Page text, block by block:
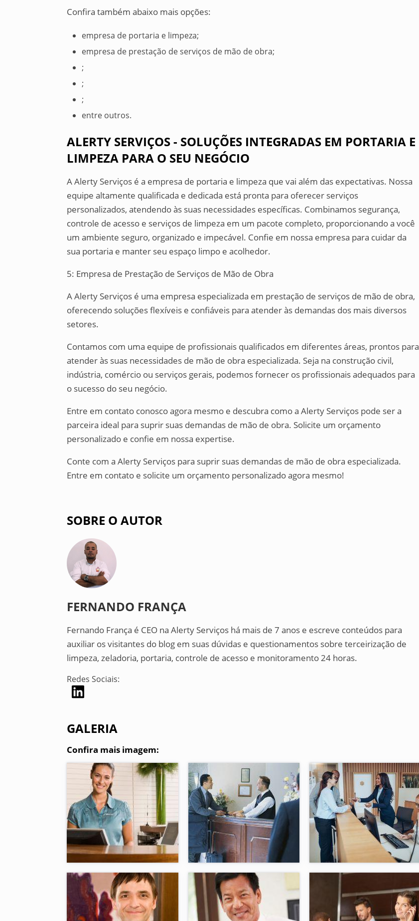
Confira também abaixo mais opções:
empresa de portaria e limpeza;
empresa de prestação de serviços de mão de obra;
;
;
;
entre outros.
ALERTY SERVIÇOS - SOLUÇÕES INTEGRADAS EM PORTARIA E
LIMPEZA PARA O SEU NEGÓCIO
A Alerty Serviços é a empresa de portaria e limpeza que vai além das expectativas. Nossa
equipe altamente qualificada e dedicada está pronta para oferecer serviços
personalizados, atendendo às suas necessidades específicas. Combinamos segurança,
controle de acesso e serviços de limpeza em um pacote completo, proporcionando a você
um ambiente seguro, organizado e impecável. Confie em nossa empresa para cuidar da
sua portaria e manter seu espaço limpo e acolhedor.
5: Empresa de Prestação de Serviços de Mão de Obra
A Alerty Serviços é uma empresa especializada em prestação de serviços de mão de obra,
oferecendo soluções flexíveis e confiáveis para atender às demandas dos mais diversos
setores.
Contamos com uma equipe de profissionais qualificados em diferentes áreas, prontos para
atender às suas necessidades de mão de obra especializada. Seja na construção civil,
indústria, comércio ou serviços gerais, podemos fornecer os profissionais adequados para
o sucesso do seu negócio.
Entre em contato conosco agora mesmo e descubra como a Alerty Serviços pode ser a
parceira ideal para suprir suas demandas de mão de obra. Solicite um orçamento
personalizado e confie em nossa expertise.
Conte com a Alerty Serviços para suprir suas demandas de mão de obra especializada.
Entre em contato e solicite um orçamento personalizado agora mesmo!
SOBRE O AUTOR
FERNANDO FRANÇA
Fernando França é CEO na Alerty Serviços há mais de 7 anos e escreve conteúdos para
auxiliar os visitantes do blog em suas dúvidas e questionamentos sobre terceirização de
limpeza, zeladoria, portaria, controle de acesso e monitoramento 24 horas.
Redes Sociais:
GALERIA
Confira mais imagem: